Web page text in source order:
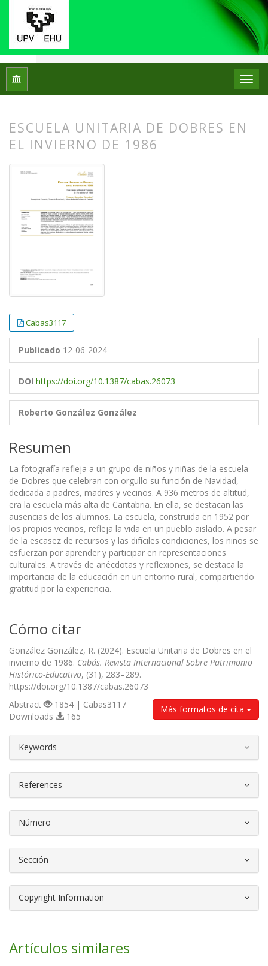
Inicio Núm. 31 (2024): Monográfico: Didáctica
ESCUELA UNITARIA DE DOBRES EN
EL INVIERNO DE 1986
Cabas3117
Publicado 12-06-2024
DOI https://doi.org/10.1387/cabas.26073
Roberto González González
Resumen
La fotografía refleja a un grupo de niños y niñas de la escuela
de Dobres que celebran con orgullo su función de Navidad,
dedicada a padres, madres y vecinos. A 936 metros de altitud,
era la escuela más alta de Cantabria. En ella, se destacan las
ausencias de los alumnos. La escuela, construida en 1952 por
los propios vecinos, refleja la vida en un pueblo aislado. A pesar
de la escasez de recursos y las difíciles condiciones, los niños se
esfuerzan por aprender y participar en representaciones
culturales. A través de anécdotas y reflexiones, se destaca la
importancia de la educación en un entorno rural, compartiendo
gratitud por la experiencia.
Cómo citar
González González, R. (2024). Escuela Unitaria de Dobres en el
invierno de 1986. Cabás. Revista Internacional Sobre Patrimonio
Histórico-Educativo, (31), 283–289.
https://doi.org/10.1387/cabas.26073
Más formatos de cita
Abstract
1854 | Cabas3117
Downloads
165
Keywords
References
Número
Sección
Copyright Information
Artículos similares